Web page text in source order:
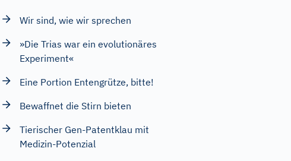
Wir sind, wie wir sprechen
»Die Trias war ein evolutionäres
Experiment«
Eine Portion Entengrütze, bitte!
Bewaffnet die Stirn bieten
Tierischer Gen-Patentklau mit
Medizin-Potenzial